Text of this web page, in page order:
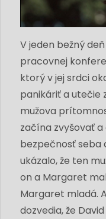
V jeden bežný
pracovnej
ktorý v jej srdci
panikáriť a utečie
mužova
začína zvyšovať
bezpečnosť seba
ukázalo, že ten
on a Margaret
Margaret mladá.
dozvedia, že